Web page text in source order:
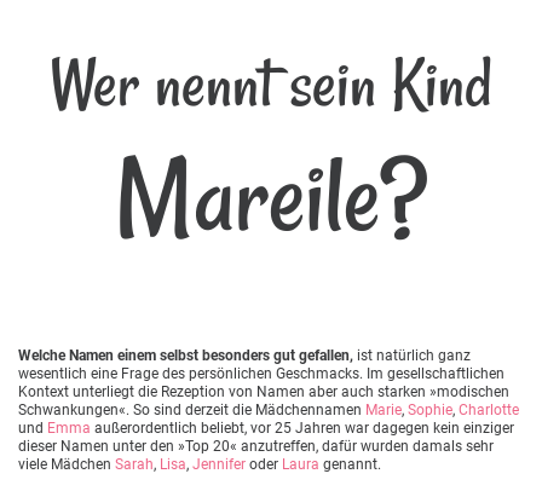
Wer nennt sein Kind
Mareile?
Welche Namen einem selbst besonders gut gefallen, ist natürlich ganz
wesentlich eine Frage des persönlichen Geschmacks. Im gesellschaftlichen
Kontext unterliegt die Rezeption von Namen aber auch starken »modischen
Schwankungen«. So sind derzeit die Mädchennamen Marie, Sophie, Charlotte
und Emma außerordentlich beliebt, vor 25 Jahren war dagegen kein einziger
dieser Namen unter den »Top 20« anzutreffen, dafür wurden damals sehr
viele Mädchen Sarah, Lisa, Jennifer oder Laura genannt.